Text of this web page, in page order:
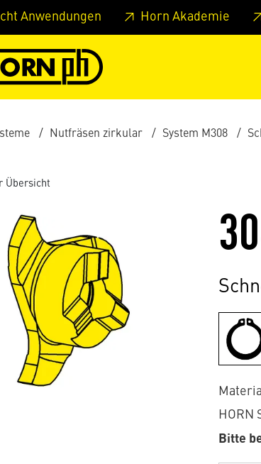
zum Header Springe zum Footer
Anwendungen Horn Akademie
Nutfräsen zirkular System M308
Übersicht
HORN
Bitte